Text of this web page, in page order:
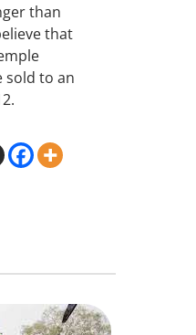
than
that
sold to an